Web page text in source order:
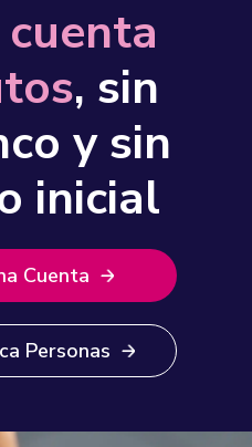
, sin
y sin
inicial
Cuenta
Personas